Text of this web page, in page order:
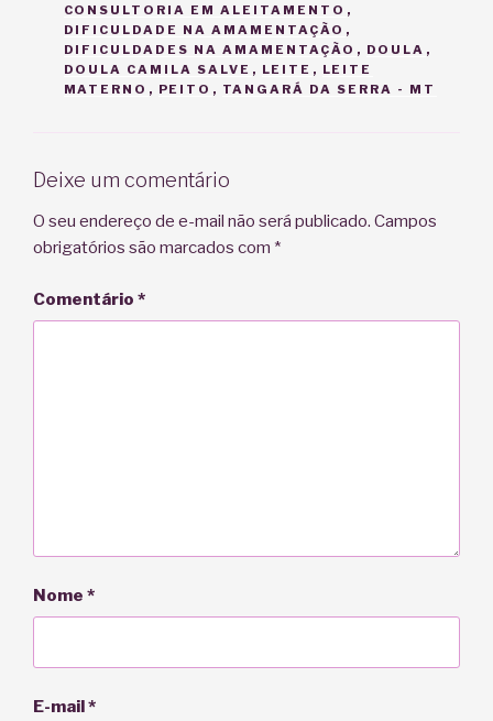
CONSULTORIA EM ALEITAMENTO ,
DIFICULDADE NA AMAMENTAÇÃO ,
DIFICULDADES NA AMAMENTAÇÃO , DOULA ,
DOULA CAMILA SALVE , LEITE , LEITE
MATERNO , PEITO , TANGARÁ DA SERRA - MT
Deixe um comentário
O seu endereço de e-mail não será publicado. Campos
obrigatórios são marcados com *
Comentário *
Nome *
E-mail*